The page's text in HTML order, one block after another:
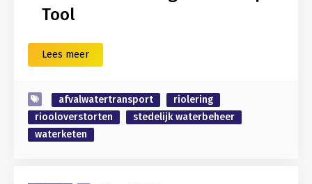
Tool
Lees meer
afvalwatertransport
riolering
riooloverstorten
stedelijk waterbeheer
waterketen